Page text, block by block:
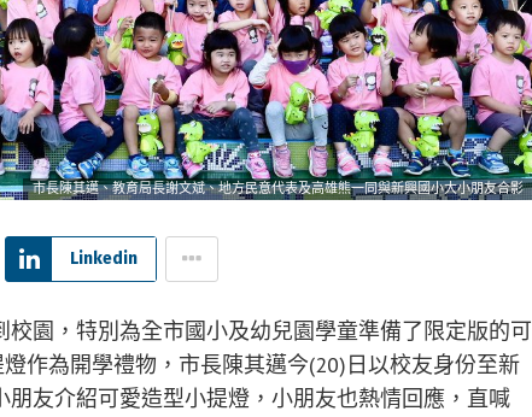
市長陳其邁、教育局長謝文斌、地方民意代表及高雄熊一同與新興國小大小朋友合影
Linkedin
園，特別為全市國小及幼兒園學童準備了限定版的可
作為開學禮物，市長陳其邁今(20)日以校友身份至新
友介紹可愛造型小提燈，小朋友也熱情回應，直喊